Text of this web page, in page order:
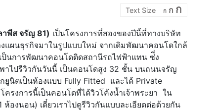
ก
Decrease
font
size.
ก Reset
font
ก
าพีส จรัญ 81) เป็นโครงการที่สองของปีนี้ที่ทางบริษัท
แผนธุรกิจมาในรูปแบบใหม่ จากเดิมพัฒนาคอนโดใกล้
ป็นการพัฒนาคอนโดติดสถานีรถไฟฟ้าแทน ซ่ึ่ง
พาไปรีวิวกันวันนี้ เป็นคอนโดสูง 32 ชั้น บนถนนจรัญ
นิตเป็นห้องแบบ Fully Fitted และได้ Private
ครงการนี้เป็นคอนโดที่ได้วิวโค้งน้ำเจ้าพระยา ใน
องนอน) เดี๋ยวเราไปดูรีวิวกันแบบละเอียดต่อด้วยกัน